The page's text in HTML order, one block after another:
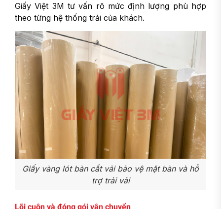
Giấy Việt 3M tư vấn rõ mức định lượng phù hợp
theo từng hệ thống trải của khách.
Giấy vàng lót bàn cắt vải bảo vệ mặt bàn và hỗ
trợ trải vải
Lõi cuộn và đóng gói vận chuyển